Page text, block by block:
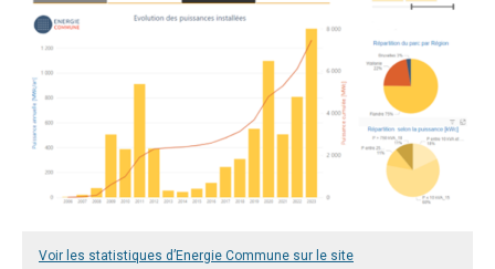
Voir les statistiques d’Energie Commune sur le site